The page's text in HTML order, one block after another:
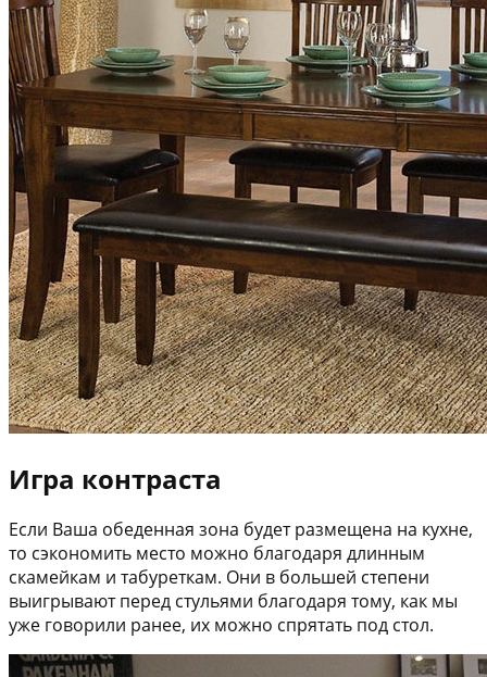
Игра контраста
Если Ваша обеденная зона будет размещена на кухне,
то сэкономить место можно благодаря длинным
скамейкам и табуреткам. Они в большей степени
выигрывают перед стульями благодаря тому, как мы
уже говорили ранее, их можно спрятать под стол.